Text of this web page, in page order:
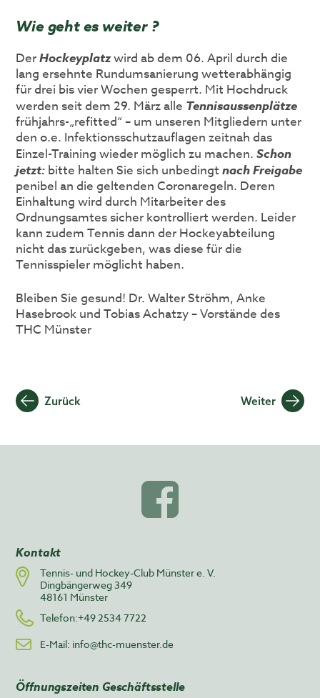
Wie geht es weiter ?
DerHockeyplatzwird ab dem 06. April durch die
lang ersehnte Rundumsanierung wetterabhängig
für drei bis vier Wochen gesperrt. Mit Hochdruck
werden seit dem 29. März alle Tennisaussenplätze
frühjahrs-„refitted“ – um unseren Mitgliedern unter
den o.e. Infektionsschutzauflagen zeitnah das
Einzel-Training wieder möglich zu machen.Schon
jetzt: bitte halten Sie sich unbedingtnach Freigabe
penibel an die geltenden Coronaregeln. Deren
Einhaltung wird durch Mitarbeiter des
Ordnungsamtes sicher kontrolliert werden. Leider
kann zudem Tennis dann der Hockeyabteilung
nicht das zurückgeben, was diese für die
Tennisspieler möglicht haben.
Bleiben Sie gesund! Dr. Walter Ströhm, Anke
Hasebrook und Tobias Achatzy – Vorstände des
THC Münster
Zurück Weiter
Kontakt
Tennis- und Hockey-Club Münster e. V.
Dingbängerweg 349
48161 Münster
Telefon:+49 2534 7722
E-Mail: info@thc-muenster.de
Öffnungszeiten Geschäftsstelle